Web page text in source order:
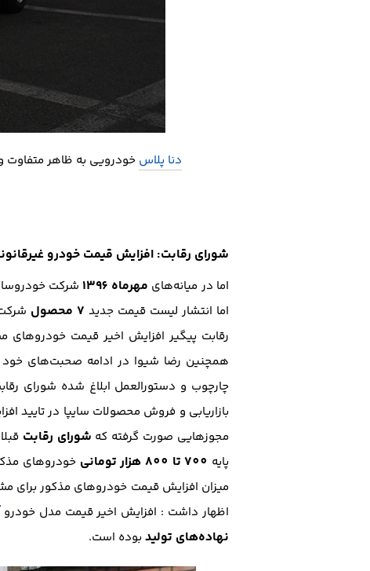
دنا پلاس خودرویی به ظاهر متفاوت
شورای رقابت: افزایش قیمت خودرو
اما در میانه‌های مهرماه 1396 شرکت
اما انتشار لیست قیمت جدید 7 محصول
رقابت پيگير افزايش اخير قيمت خودروهاي
همچنین رضا شیوا در ادامه صحبت‌های خود
چارچوب و دستورالعمل ابلاغ شده شوراي
بازاریابی و فروش محصولات سایپا در تایید
مجوز‌هايي صورت گرفته كه شوراي رقابت
پايه 700 تا 800 هزار توماني خودرو‌هاي
ميزان افزايش قيمت خودروهاي مذكور براي
اظهار داشت : افزايش اخير قيمت مدل خودرو
نهاده‌هاي توليد بوده است.